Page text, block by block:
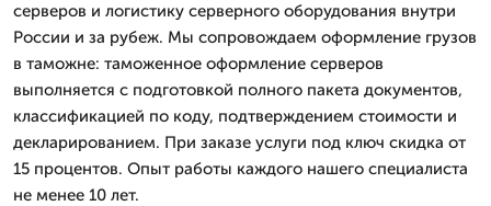
серверов и логистику серверного оборудования внутри
России и за рубеж. Мы сопровождаем оформление грузов
в таможне: таможенное оформление серверов
выполняется с подготовкой полного пакета документов,
классификацией по коду, подтверждением стоимости и
декларированием. При заказе услуги под ключ скидка от
15 процентов. Опыт работы каждого нашего специалиста
не менее 10 лет.